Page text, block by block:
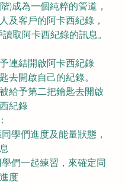
)成為一個純粹的管道，
及客戶的阿卡西紀錄，
取阿卡西紀錄的訊息。
連結開啟阿卡西紀錄
去開啟自己的紀錄。
給予第二把鑰匙去開啟
紀錄
學們進度及能量狀態，
們一起練習，來確定同
度